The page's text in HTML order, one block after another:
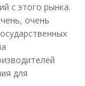
с этого рынка.
очень
для